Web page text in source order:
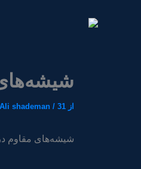
از Ali shademan / 31 شهریور 1404
شیشه‌های مقاوم در